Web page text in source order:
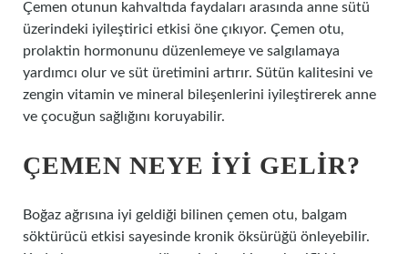
Çemen otunun kahvaltıda faydaları arasında anne sütü
üzerindeki iyileştirici etkisi öne çıkıyor. Çemen otu,
prolaktin hormonunu düzenlemeye ve salgılamaya
yardımcı olur ve süt üretimini artırır. Sütün kalitesini ve
zengin vitamin ve mineral bileşenlerini iyileştirerek anne
ve çocuğun sağlığını koruyabilir.
ÇEMEN NEYE IYI GELIR?
Boğaz ağrısına iyi geldiği bilinen çemen otu, balgam
söktürücü etkisi sayesinde kronik öksürüğü önleyebilir.